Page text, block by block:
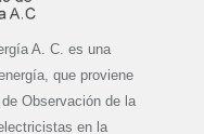
A. C. es una
que proviene
Observación de la
en la